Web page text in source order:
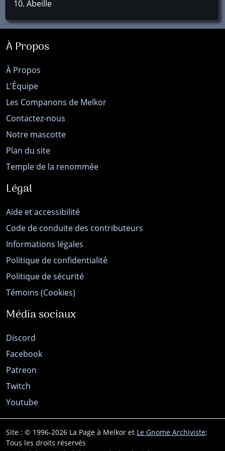
Abeille
À Propos
À Propos
L'Équipe
Les Companons de Melkor
Contactez-nous
Notre mascotte
Plan du site
Temple de la renommée
Légal
Aide et accessibilité
Code de conduite des contributeurs
Informations légales
Politique de confidentialité
Politique de sécurité
Témoins (Cookies)
Média sociaux
Discord
Facebook
Patreon
Twitch
Youtube
Site : © 1996-2026 La Page à Melkor et Le Gnome Archiviste;
Tous les droits réservés